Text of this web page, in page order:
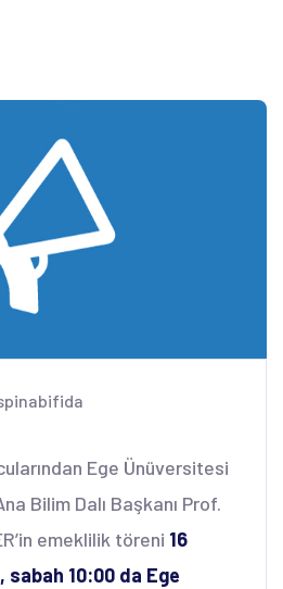
Ege Ünüversitesi
Bilim Dalı Başkanı Prof.
emeklilik töreni 16
sabah 10:00 da Ege